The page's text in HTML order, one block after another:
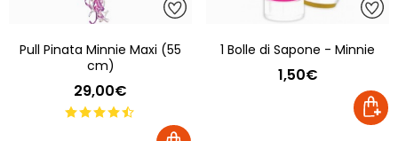
Pull Pinata Minnie Maxi (55
cm)
29,00€
1 Bolle di Sapone - Minnie
1,50€